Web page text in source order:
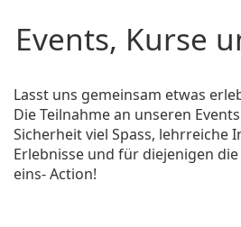
Events, Kurse
Lasst uns gemeinsam etwas
Die Teilnahme an unseren
Sicherheit viel Spass, lehrreiche
Erlebnisse und für diejenigen
eins-Action!